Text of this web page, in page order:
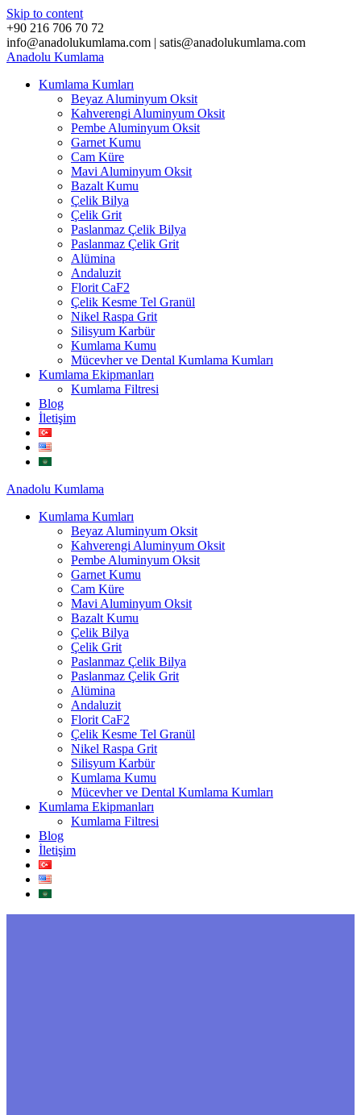
Skip to content
+90 216 706 70 72
info@anadolukumlama.com | satis@anadolukumlama.com
Anadolu Kumlama
Kumlama Kumları
Beyaz Aluminyum Oksit
Kahverengi Aluminyum Oksit
Pembe Aluminyum Oksit
Garnet Kumu
Cam Küre
Mavi Aluminyum Oksit
Bazalt Kumu
Çelik Bilya
Çelik Grit
Paslanmaz Çelik Bilya
Paslanmaz Çelik Grit
Alümina
Andaluzit
Florit CaF2
Çelik Kesme Tel Granül
Nikel Raspa Grit
Silisyum Karbür
Kumlama Kumu
Mücevher ve Dental Kumlama Kumları
Kumlama Ekipmanları
Kumlama Filtresi
Blog
İletişim
Anadolu Kumlama
Kumlama Kumları
Beyaz Aluminyum Oksit
Kahverengi Aluminyum Oksit
Pembe Aluminyum Oksit
Garnet Kumu
Cam Küre
Mavi Aluminyum Oksit
Bazalt Kumu
Çelik Bilya
Çelik Grit
Paslanmaz Çelik Bilya
Paslanmaz Çelik Grit
Alümina
Andaluzit
Florit CaF2
Çelik Kesme Tel Granül
Nikel Raspa Grit
Silisyum Karbür
Kumlama Kumu
Mücevher ve Dental Kumlama Kumları
Kumlama Ekipmanları
Kumlama Filtresi
Blog
İletişim